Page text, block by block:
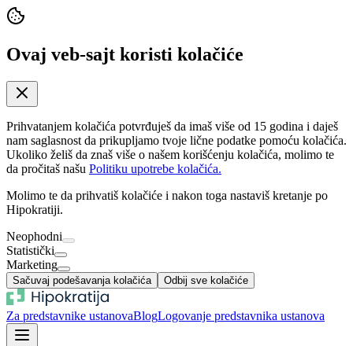
Ovaj veb-sajt koristi kolačiće
Prihvatanjem kolačića potvrđuješ da imaš više od 15 godina i daješ
nam saglasnost da prikupljamo tvoje lične podatke pomoću kolačića.
Ukoliko želiš da znaš više o našem korišćenju kolačića, molimo te
da pročitaš našu Politiku upotrebe kolačića.
Molimo te da prihvatiš kolačiće i nakon toga nastaviš kretanje po
Hipokratiji.
Neophodni
Statistički
Marketing
Sačuvaj podešavanja kolačića Odbij sve kolačiće
Za predstavnike ustanovaBlogLogovanje predstavnika ustanova